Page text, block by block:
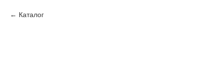
Каталог